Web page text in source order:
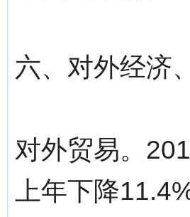
六、对外经济
对外贸易。
上年下降